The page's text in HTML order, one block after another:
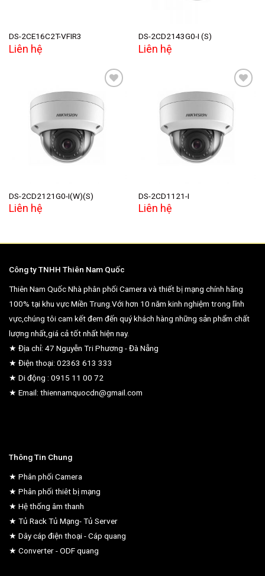
DS-2CE16C2T-VFIR3
Liên hệ
DS-2CD2143G0-I (S)
Liên hệ
wishlist
DS-2CD2121G0-I(W)(S)
Liên hệ
wishlist
DS-2CD1121-I
Liên hệ
Công ty TNHH Thiên Nam Quốc
Thiên Nam Quốc Nhà phân phối Camera và thiết bị mạng chính hãng
100% tại khu vực Miền Trung.Với hơn 10 năm kinh nghiệm trong lĩnh
vực,chúng tôi cam kết đem đến quý khách hàng những sản phẩm chất
lượng nhất,giá cả tốt nhất hiện nay.
★ Địa chỉ: 47 Nguyễn Tri Phương - Đà Nẵng
★ Điện thoại: 02363 613 333
★ Di động : 0915 11 00 72
★ Email: thiennamquocdn@gmail.com
Thông Tin Chung
★ Phân phối Camera
★ Phân phối thiêt bị mạng
★ Hệ thống âm thanh
★ Tủ Rack Tủ Mạng- Tủ Server
★ Dây cáp điện thoại - Cáp quang
★ Converter - ODF quang